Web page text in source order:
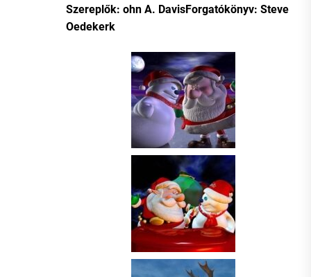
Szereplők: ohn A. DavisForgatókönyv: Steve
Oedekerk